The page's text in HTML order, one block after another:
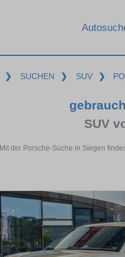
❯ SUCHEN ❯ SUV ❯
SUV
Mit der Porsche-Suche in Siegen